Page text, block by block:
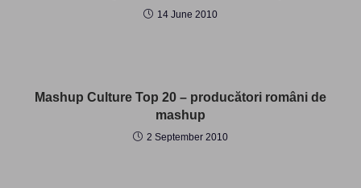
14 June 2010
Mashup Culture Top 20 – producători români de
mashup
2 September 2010